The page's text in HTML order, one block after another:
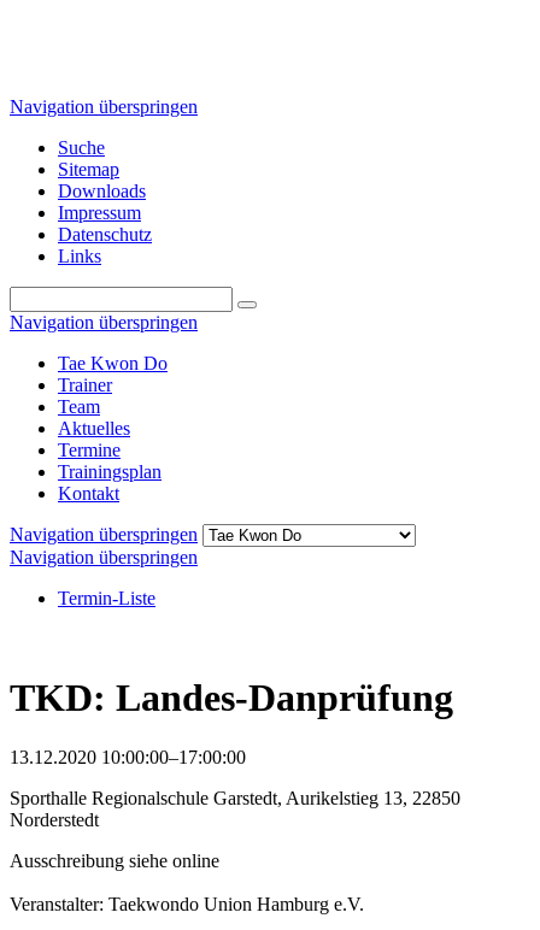
Navigation überspringen
Suche
Sitemap
Downloads
Impressum
Datenschutz
Links
Navigation überspringen
Tae Kwon Do
Trainer
Team
Aktuelles
Termine
Trainingsplan
Kontakt
Navigation überspringen
Navigation überspringen
Termin-Liste
TKD: Landes-Danprüfung
13.12.2020 10:00:00–17:00:00
Sporthalle Regionalschule Garstedt, Aurikelstieg 13, 22850
Norderstedt
Ausschreibung siehe online
Veranstalter: Taekwondo Union Hamburg e.V.